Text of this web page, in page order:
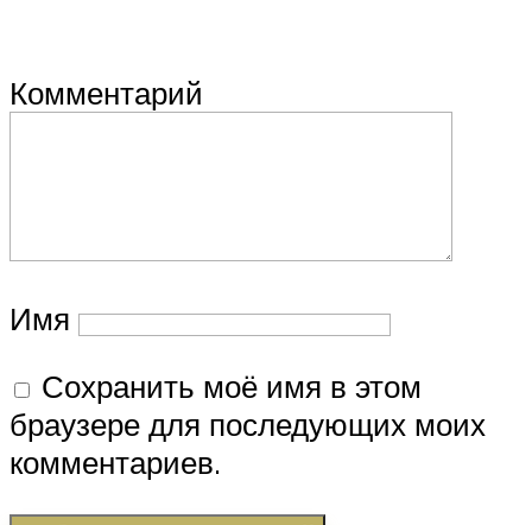
Комментарий
Имя
Сохранить моё имя в этом
браузере для последующих моих
комментариев.